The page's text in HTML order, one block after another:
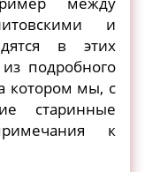
и
в этих
подробного
котором мы, с
старинные
к